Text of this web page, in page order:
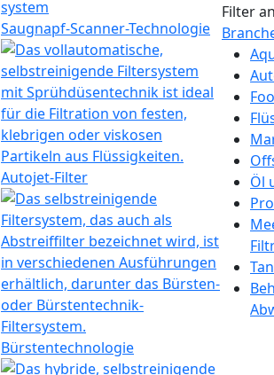
Saugnapf-Scanner-Technologie
Autojet-Filter
Bürstentechnologie
Filter
Öl